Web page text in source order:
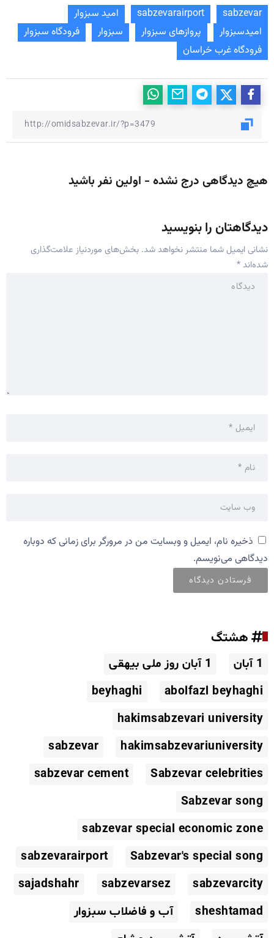
sabzevar
sabzevarairport
امید سبزوار
امیدسبزوار
پروازهای سبزوار سبزوار
فرودگاه سبزوار
فرودگاه غرب خراسان
هیچ دیدگاهی درج نشده - اولین نفر باشید
دیدگاهتان را بنویسید
نشانی ایمیل شما منتشر نخواهد شد. بخش‌های موردنیاز علامت‌گذاری
شده‌اند*
ذخیره نام، ایمیل و وبسایت من در مرورگر برای زمانی که دوباره
دیدگاهی می‌نویسم.
هشتگ
1 آبان
1 آبان روز ملی بیهقی
abolfazl beyhaghi
beyhaghi
hakimsabzevari university
hakimsabzevariuniversity
sabzevar
Sabzevar celebrities
sabzevar cement
Sabzevar song
sabzevar special economic zone
Sabzevar's special song
sabzevarairport
sabzevarcity
sabzevarsez
sajadshahr
sheshtamad
آب و فاضلاب سبزوار